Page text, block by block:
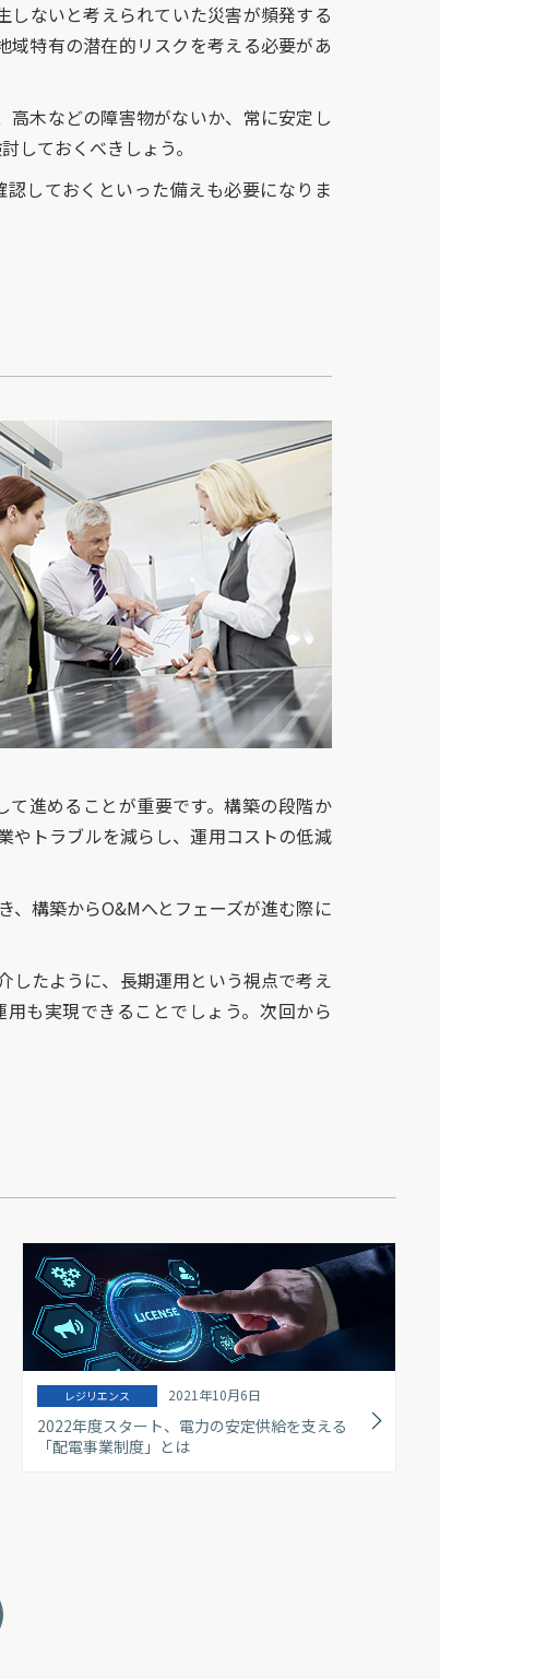
ないと考えられていた災害が頻発する
域特有の潜在的リスクを考える必要があ
木などの障害物がないか、常に安定し
しておくべきしょう。
しておくといった備えも必要になりま
進めることが重要です。構築の段階か
やトラブルを減らし、運用コストの低減
構築からO&Mへとフェーズが進む際に
したように、長期運用という視点で考え
も実現できることでしょう。次回から
レジリエンス 2021年10月6日
2022年度スタート、電力の安定供給を支える
「配電事業制度」とは